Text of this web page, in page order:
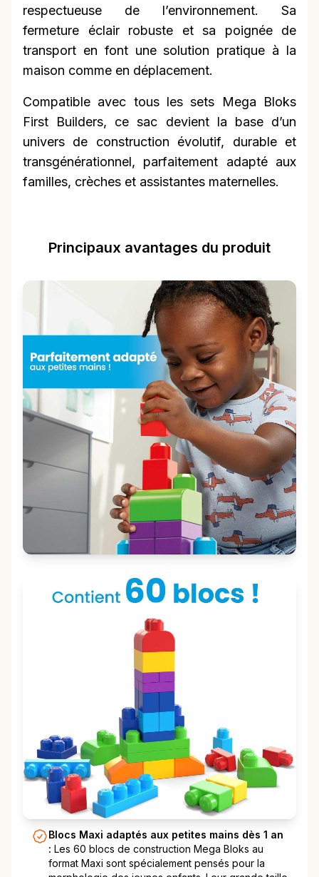
respectueuse de l’environnement. Sa
fermeture éclair robuste et sa poignée de
transport en font une solution pratique à la
maison comme en déplacement.
Compatible avec tous les sets Mega Bloks
First Builders, ce sac devient la base d’un
univers de construction évolutif, durable et
transgénérationnel, parfaitement adapté aux
familles, crèches et assistantes maternelles.
Principaux avantages du produit
Blocs Maxi adaptés aux petites mains dès 1 an
: Les 60 blocs de construction Mega Bloks au
format Maxi sont spécialement pensés pour la